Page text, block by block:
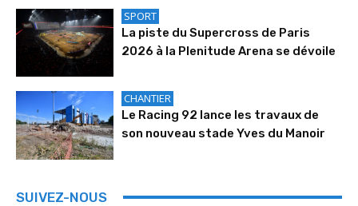
SPORT
La piste du Supercross de Paris
2026 à la Plenitude Arena se dévoile
CHANTIER
Le Racing 92 lance les travaux de
son nouveau stade Yves du Manoir
SUIVEZ-NOUS